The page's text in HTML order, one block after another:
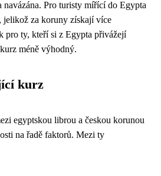
navázána. Pro turisty mířící do Egypta
za koruny získají více
pro ty, kteří si z Egypta přivážejí
méně výhodný.
kurz
egyptskou librou a českou korunou
na řadě faktorů. Mezi ty